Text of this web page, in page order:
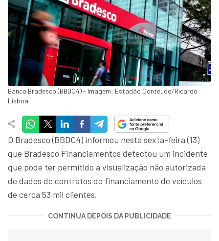
Banco Bradesco (BBDC4) - Imagem: Estadão Conteúdo/Ricardo
Lisboa
O Bradesco (BBDC4) informou nesta sexta-feira (13)
que Bradesco Financiamentos detectou um incidente
que pode ter permitido a visualização não autorizada
de dados de contratos de financiamento de veículos
de cerca 53 mil clientes.
CONTINUA DEPOIS DA PUBLICIDADE